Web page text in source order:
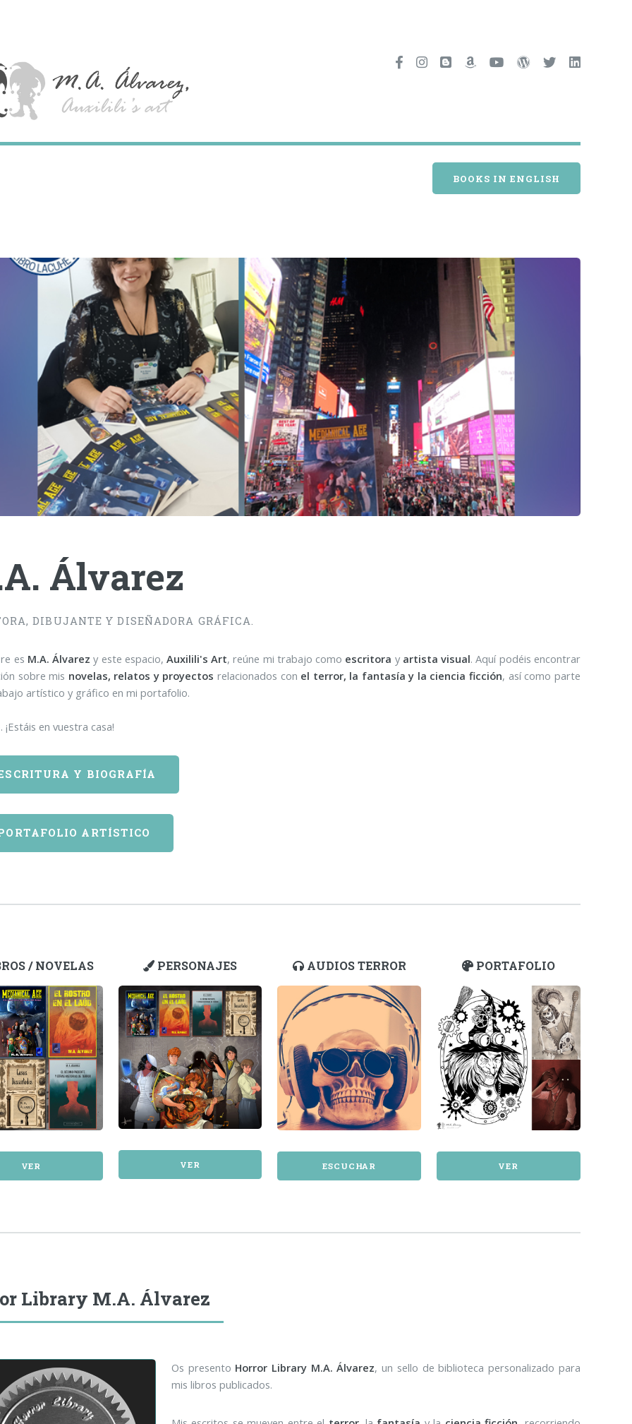
BOOKS IN ENGLISH
Álvarez
DIBUJANTE Y DISEÑADORA GRÁFICA.
es M.A. Álvarez y este espacio, Auxilili's Art, reúne mi trabajo como escritora y artista visual. Aquí podéis encontrar
sobre mis novelas, relatos y proyectos relacionados con el terror, la fantasía y la ciencia ficción, así como parte
artístico y gráfico en mi portafolio.
¡Estáis en vuestra casa!
Y BIOGRAFÍA
ARTÍSTICO
/ NOVELAS
VER
PERSONAJES
VER
AUDIOS TERROR
ESCUCHAR
PORTAFOLIO
VER
Library M.A. Álvarez
Os presento Horror Library M.A. Álvarez, un sello de biblioteca personalizado para
mis libros publicados.